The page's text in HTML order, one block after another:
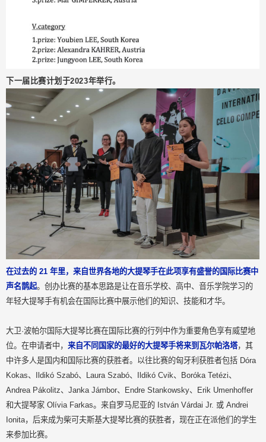
下一届比赛计划于2023年举行。
在过去的 21 年里，来自世界各地的大提琴手在此项享有盛誉的国际比赛中
声名鹊起。创办比赛的基本思路是让在音乐学校、高中、音乐学院学习的
年轻大提琴手有机会在国际比赛中展示他们的知识、技能和才华。
大卫·波帕尔国际大提琴比赛在国际比赛的行列中作为重要角色享有威望地
位。在申请者中， 来自不同国家的最好的大提琴手将来到瓦尔帕洛塔，其
中许多人是国内和国际比赛的获胜者。以往比赛的匈牙利获胜者包括 Dóra
Kokas、Ildikó Szabó、Laura Szabó、Ildikó Cvik、Boróka Tetézi、
Andrea Pákolitz、Janka Jámbor、Endre Stankowsky、Erik Umenhoffer
和大提琴家 Olívia Farkas。来自罗马尼亚的 István Várdai Jr. 或 Andrei
Ionita，后来成为柴可夫斯基大提琴比赛的获胜者，现在正在派他们的学生
来参加比赛。